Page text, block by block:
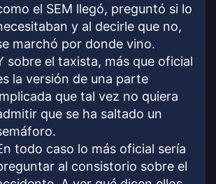
el SEM llegó, preguntó si lo
y al decirle que no,
marchó por donde vino.
sobre el taxista, más que oficial
la versión de una parte
que tal vez no quiera
que se ha saltado un
todo caso lo más oficial sería
al consistorio sobre el